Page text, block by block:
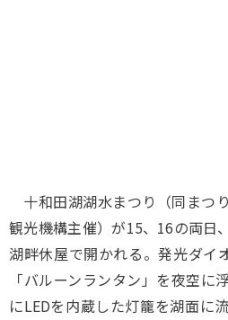
十和田湖湖水まつり（同まつ
観光機構主催）が15、16の両日
湖畔休屋で開かれる。発光ダイ
「バルーンランタン」を夜空に
にLEDを内蔵した灯籠を湖面に